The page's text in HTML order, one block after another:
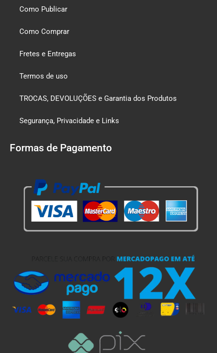
Como Publicar
Como Comprar
Fretes e Entregas
Termos de uso
TROCAS, DEVOLUÇÕES e Garantia dos Produtos
Segurança, Privacidade e Links
Formas de Pagamento